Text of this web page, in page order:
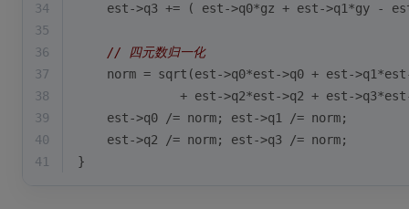
34
est->q3 += ( est->q0*gz + est->q1*gy -
35
36
// 四元数归一化
37
    norm =
sqrt (est->q0*est->q0 + est-
38
+ est->q2*est->q2 + est-
39
    est->q0 /= norm; est->q1 /= norm;
40
    est->q2 /= norm; est->q3 /= norm;
41
}